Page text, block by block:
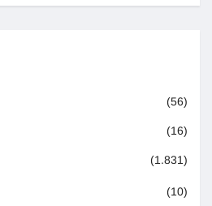
(56)
(16)
(1.831)
(10)